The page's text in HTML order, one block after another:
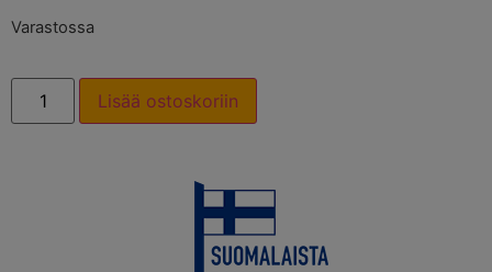
Varastossa
Lisää ostoskoriin